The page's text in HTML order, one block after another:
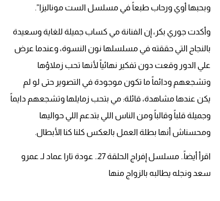
وبحبها أوي ورحاب طبعاً في مسلسل الست موناليزا”.
وأكدت جوري بكر، إن الفنانة مي كساب جميلة للغاية وسعيدة
بالنجاح التي حققته في مسلسلها نون النسوة، وعندما عرض
علي الدور وقعت دون تفكير نهائياً لأنها تحب زملاؤها
وتشجعهم ودائماً ما تكون موجودة في التصوير حتى لو لم
يكن عندها مشاهدة، قائلة: مي بتحب زمايلها وتشجعهم دايماً
وجميلة قلباً وقالباً ومن الناس اللي بتدعم اللي حواليها
ومحسناش أنها بطلة العمل بالعكس كلنا كنا الأبطال.
اقرأ أيضاً.. مسلسل إفراج الحلقة 27.. عودة تارا عماد لـ عمرو
سعد ونجله يطالبه بالزواج منها